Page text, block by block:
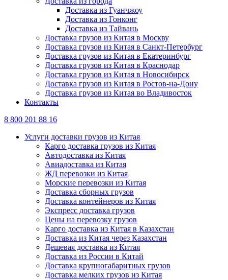
Доставка из Гуанчжоу
Доставка из Гонконг
Доставка из Тайвань
Доставка грузов из Китая в Москву
Доставка грузов из Китая в Санкт-Петербург
Доставка грузов из Китая в Екатеринбург
Доставка грузов из Китая в Краснодар
Доставка грузов из Китая в Новосибирск
Доставка грузов из Китая в Ростов-на-Дону
Доставка грузов из Китая во Владивосток
Контакты
8 800 201 88 16
Услуги доставки грузов из Китая
Карго доставка грузов из Китая
Автодоставка из Китая
Авиадоставка из Китая
ЖД перевозки из Китая
Морские перевозки из Китая
Доставка сборных грузов
Доставка контейнеров из Китая
Экспресс доставка грузов
Цены на перевозку грузов
Карго доставка из Китая в Казахстан
Доставка из Китая через Казахстан
Дешевая доставка из Китая
Доставка из России в Китай
Доставка крупногабаритных грузов
Доставка мелких грузов из Китая